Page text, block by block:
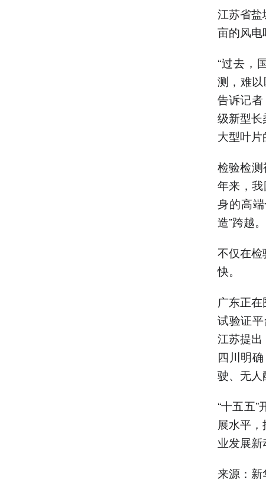
江苏省
亩的风电
“过去，
测，难
告诉记
级新型
大型叶片
检验检测
年来，我
身的高
造”跨越。
不仅在
快。
广东正
试验证
江苏提出
四川明
驶、无
“十五五
展水平
业发展新
来源：新